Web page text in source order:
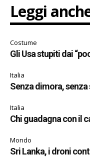
Leggi
Costume
Gli Usa stupiti dai
Italia
Senza dimora,
Italia
Chi guadagna con il
Mondo
Sri Lanka, i droni